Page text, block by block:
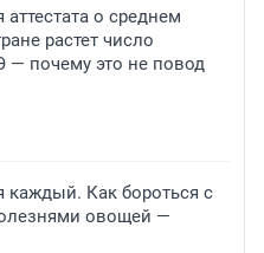
о среднем
растет число
— почему это не повод
каждый. Как бороться с
овощей —